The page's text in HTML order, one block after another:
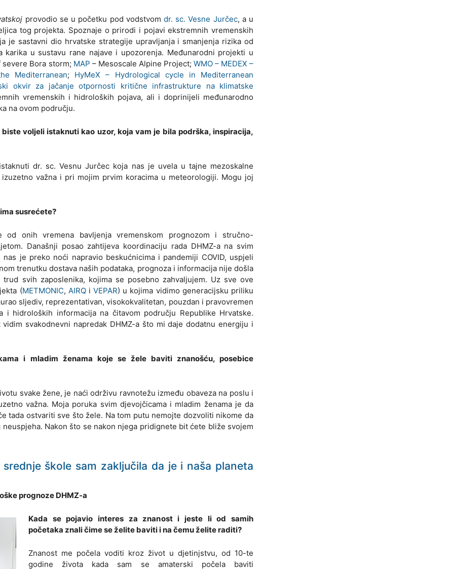
provodio se u početku pod vodstvom dr. sc. Vesne Jurčec, a u
tog projekta. Spoznaje o prirodi i pojavi ekstremnih vremenskih
je sastavni dio hrvatske strategije upravljanja i smanjenja rizika od
karika u sustavu rane najave i upozorenja. Međunarodni projekti u
severe Bora storm; MAP – Mesoscale Alpine Project; WMO – MEDEX –
Mediterranean; HyMeX – Hydrological cycle in Mediterranean
okvir za jačanje otpornosti kritične infrastrukture na klimatske
vremenskih i hidroloških pojava, ali i doprinijeli međunarodno
na ovom području.
voljeli istaknuti kao uzor, koja vam je bila podrška, inspiracija,
dr. sc. Vesnu Jurčec koja nas je uvela u tajne mezoskalne
važna i pri mojim prvim koracima u meteorologiji. Mogu joj
susrećete?
od onih vremena bavljenja vremenskom prognozom i stručno-
Današnji posao zahtijeva koordinaciju rada DHMZ-a na svim
nas je preko noći napravio beskućnicima i pandemiji COVID, uspjeli
trenutku dostava naših podataka, prognoza i informacija nije došla
svih zaposlenika, kojima se posebno zahvaljujem. Uz sve ove
(METMONIC, AIRQiVEPAR) u kojima vidimo generacijsku priliku
sljediv, reprezentativan, visokokvalitetan, pouzdan i pravovremen
hidroloških informacija na čitavom području Republike Hrvatske.
svakodnevni napredak DHMZ-a što mi daje dodatnu energiju i
i mladim ženama koje se žele baviti znanošću, posebice
svake žene, je naći održivu ravnotežu između obaveza na poslu i
važna. Moja poruka svim djevojčicama i mladim ženama je da
tada ostvariti sve što žele. Na tom putu nemojte dozvoliti nikome da
Nakon što se nakon njega pridignete bit ćete bliže svojem
škole sam zaključila da je i naša planeta
prognoze DHMZ-a
Kada se pojavio interes za znanost i jeste li od samih
početaka znali čime se želite baviti i na čemu želite raditi?
Znanost me počela voditi kroz život u djetinjstvu, od 10-te
godine života kada sam se amaterski počela baviti